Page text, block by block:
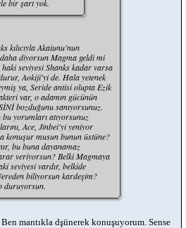
bir şart yok.
kılıcıyla Akaiunu'nun
diyorsun Magma geldi mi
seviyesi Shanks kadar varsa
Aokiji'yi de. Hala yetenek
ya, Seride antisi olupta Ezik
var, o adamın gücünün
bozduğunu sanıyorsunuz.
bu yorumları atıyorsunuz
Ace, Jinbei'yi yeniyor
konuşur musun bunun üstüne?
bu buna dayanamaz
veriyorsun? Belki Magmaya
seviyesi vardır, belkide
biliyorsun kardeşim?
duruyorsun.
mantıkla dşünerek konuşuyorum. Sense